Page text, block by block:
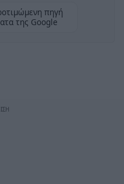
πηγή
της Google